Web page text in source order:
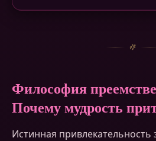
Философия
Почему мудрость
Истинная